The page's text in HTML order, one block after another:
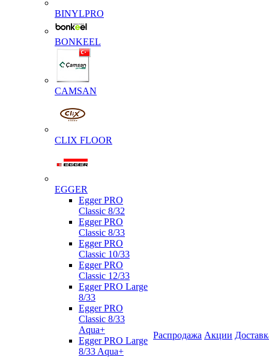
BINYLPRO
BONKEEL
CAMSAN
CLIX FLOOR
EGGER
Egger PRO
Classic 8/32
Egger PRO
Classic 8/33
Egger PRO
Classic 10/33
Egger PRO
Classic 12/33
Egger PRO Large
8/33
Egger PRO
Classic 8/33
Aqua+
Egger PRO Large
8/33 Aqua+
Распродажа Акции